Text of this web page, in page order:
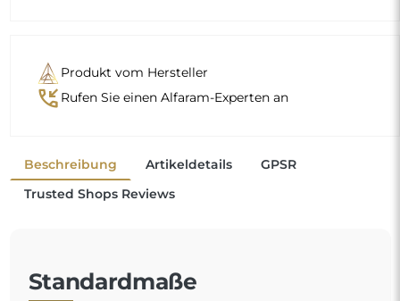
Produkt vom Hersteller
phone_callback Rufen Sie einen Alfaram-Experten an
Beschreibung Artikeldetails
GPSR
Trusted Shops Reviews
Standardmaße